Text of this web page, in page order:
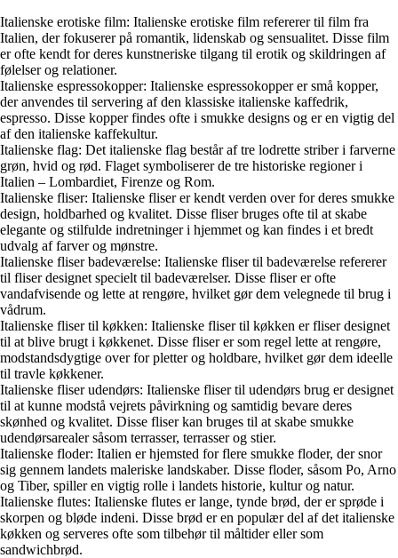
Italienske erotiske film: Italienske erotiske film refererer til film fra
Italien, der fokuserer på romantik, lidenskab og sensualitet. Disse film
er ofte kendt for deres kunstneriske tilgang til erotik og skildringen af
følelser og relationer.
Italienske espressokopper: Italienske espressokopper er små kopper,
der anvendes til servering af den klassiske italienske kaffedrik,
espresso. Disse kopper findes ofte i smukke designs og er en vigtig del
af den italienske kaffekultur.
Italienske flag: Det italienske flag består af tre lodrette striber i farverne
grøn, hvid og rød. Flaget symboliserer de tre historiske regioner i
Italien – Lombardiet, Firenze og Rom.
Italienske fliser: Italienske fliser er kendt verden over for deres smukke
design, holdbarhed og kvalitet. Disse fliser bruges ofte til at skabe
elegante og stilfulde indretninger i hjemmet og kan findes i et bredt
udvalg af farver og mønstre.
Italienske fliser badeværelse: Italienske fliser til badeværelse refererer
til fliser designet specielt til badeværelser. Disse fliser er ofte
vandafvisende og lette at rengøre, hvilket gør dem velegnede til brug i
vådrum.
Italienske fliser til køkken: Italienske fliser til køkken er fliser designet
til at blive brugt i køkkenet. Disse fliser er som regel lette at rengøre,
modstandsdygtige over for pletter og holdbare, hvilket gør dem ideelle
til travle køkkener.
Italienske fliser udendørs: Italienske fliser til udendørs brug er designet
til at kunne modstå vejrets påvirkning og samtidig bevare deres
skønhed og kvalitet. Disse fliser kan bruges til at skabe smukke
udendørsarealer såsom terrasser, terrasser og stier.
Italienske floder: Italien er hjemsted for flere smukke floder, der snor
sig gennem landets maleriske landskaber. Disse floder, såsom Po, Arno
og Tiber, spiller en vigtig rolle i landets historie, kultur og natur.
Italienske flutes: Italienske flutes er lange, tynde brød, der er sprøde i
skorpen og bløde indeni. Disse brød er en populær del af det italienske
køkken og serveres ofte som tilbehør til måltider eller som
sandwichbrød.